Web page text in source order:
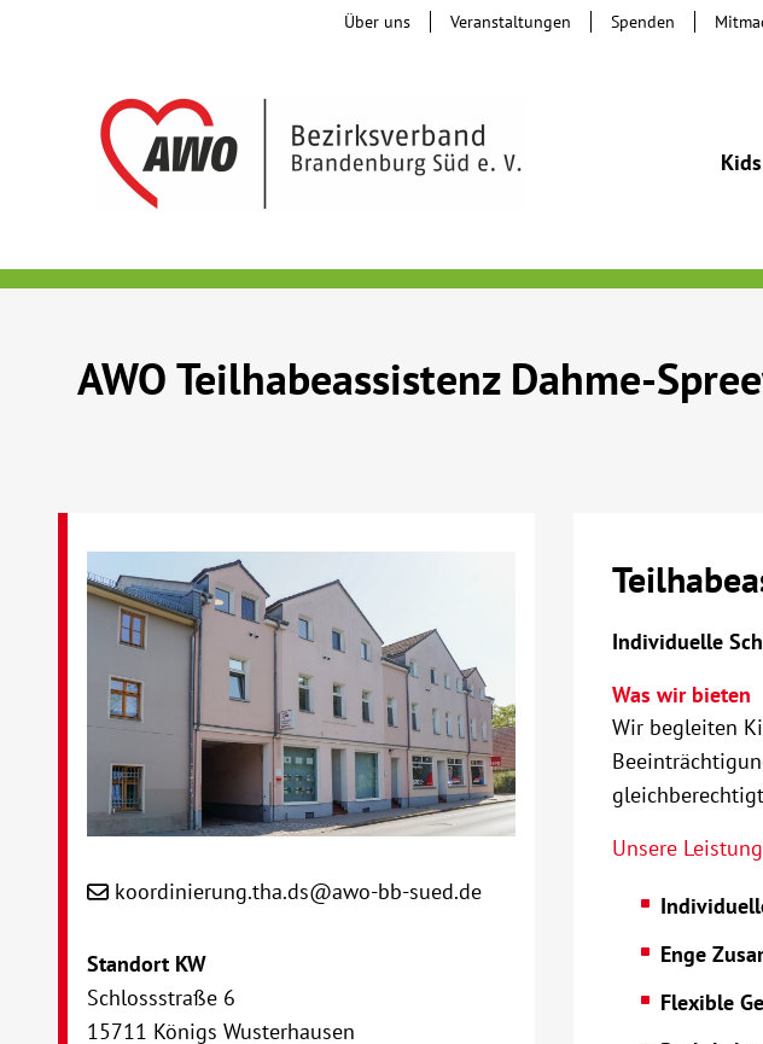
Über uns Veranstaltungen Spenden
AWO Teilhabeassistenz Dahme-
Individuelle
Was wir bieten
Wir begleiten
Unsere
Enge
Flexible
koordinierung.tha.ds@awo-bb-sued.de
Standort KW
Schlossstraße 6
15711 Königs Wusterhausen